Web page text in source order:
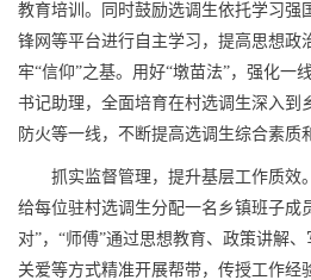
教育培训。同时鼓励选调生依托学习强
锋网等平台进行自主学习，提高思想政
牢“信仰”之基。用好“墩苗法”，强化一
书记助理，全面培育在村选调生深入到
防火等一线，不断提高选调生综合素质
抓实监督管理，提升基层工作质效
给每位驻村选调生分配一名乡镇班子成
对”，“师傅”通过思想教育、政策讲解
关爱等方式精准开展帮带，传授工作经